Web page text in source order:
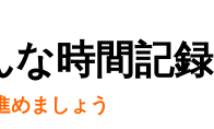
時間記録
めましょう